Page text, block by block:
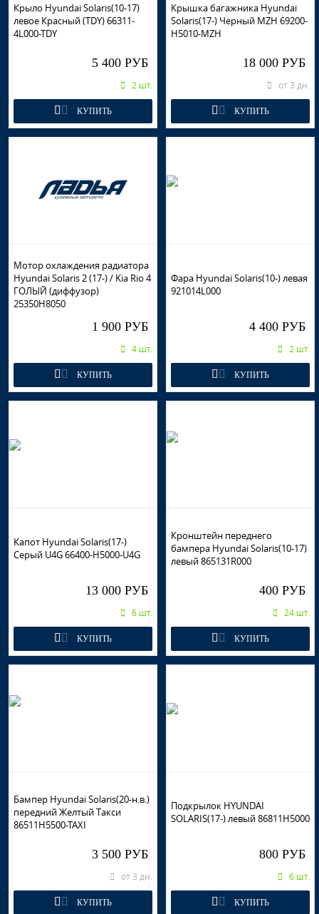
Крыло Hyundai Solaris(10-17)
левое Красный (TDY) 66311-
4L000-TDY
5 400 РУБ
2 шт.
КУПИТЬ
Крышка багажника Hyundai
Solaris(17-) Черный MZH 69200-
H5010-MZH
18 000 РУБ
от 3 дн.
КУПИТЬ
Мотор охлаждения радиатора
Hyundai Solaris 2 (17-) / Kia Rio 4
ГОЛЫЙ (диффузор)
25350H8050
1 900 РУБ
4 шт.
КУПИТЬ
Фара Hyundai Solaris(10-) левая
921014L000
4 400 РУБ
2 шт.
КУПИТЬ
Капот Hyundai Solaris(17-)
Серый U4G 66400-H5000-U4G
13 000 РУБ
6 шт.
КУПИТЬ
Кронштейн переднего
бампера Hyundai Solaris(10-17)
левый 865131R000
400 РУБ
24 шт.
КУПИТЬ
Бампер Hyundai Solaris(20-н.в.)
передний Желтый Такси
86511H5500-TAXI
3 500 РУБ
от 3 дн.
КУПИТЬ
Подкрылок HYUNDAI
SOLARIS(17-) левый 86811H5000
800 РУБ
6 шт.
КУПИТЬ